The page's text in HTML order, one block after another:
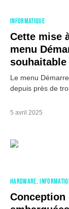
INFORMATIQUE
Cette mise
menu
Le menu
depuis près de
5 avril 2025
HARDWARE
Conception